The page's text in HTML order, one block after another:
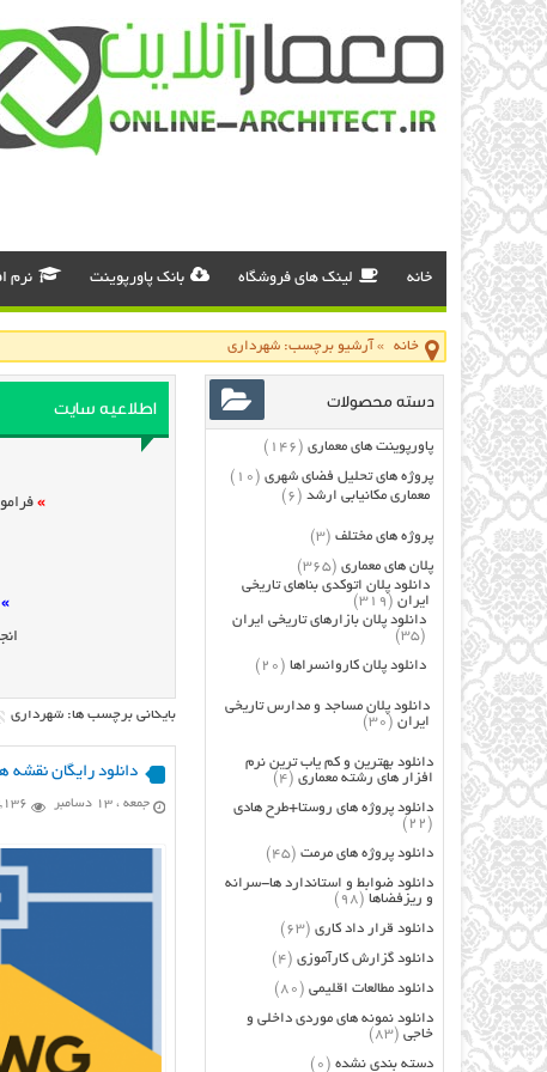
خانه لینک های فروشگاه بانک پاورپوینت نرم
خانه » آرشیو برچسب: شهرداری
اطلاعیه سایت
»
»
بایگانی برچسب ها: شهرداری
دانلود رایگان
جمعه ، 13 دسامبر 3,136
دسته محصولات
پاورپوینت های معماری (146)
پروژه های تحلیل فضای شهری (10)
معماری مکانیابی ارشد (6)
پروژه های مختلف (3)
پلان های معماری (365)
دانلود پلان اتوکدی بناهای تاریخی
ایران (319)
دانلود پلان بازارهای تاریخی ایران
(35)
دانلود پلان کاروانسراها (20)
دانلود پلان مساجد و مدارس تاریخی
ایران (30)
دانلود بهترین و کم یاب ترین نرم
افزار های رشته معماری (4)
دانلود پروژه های روستا+طرح هادی
(22)
دانلود پروژه های مرمت (45)
دانلود ضوابط و استاندارد ها-سرانه
و ریزفضاها (98)
دانلود قرار داد کاری (63)
دانلود گزارش کارآموزی (4)
دانلود مطالعات اقلیمی (80)
دانلود نمونه های موردی داخلی و
خاجی (83)
دسته بندی نشده (0)